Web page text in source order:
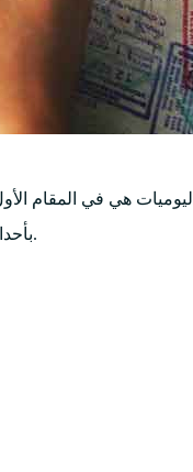
اليوميات هي في المقام
بأحداث كل يوم. غالبًا ما يتم الاحتفاظ باليوميات لغرض تتبع أحداث حياتك على مر الزمن، بمثابة قاعدة بيانات زمنية للتجارب الشخصية.